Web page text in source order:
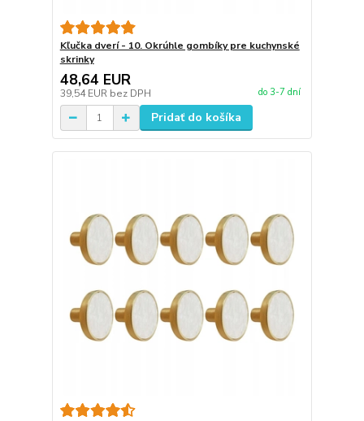
Kľučka dverí - 10. Okrúhle gombíky pre kuchynské
skrinky
48,64 EUR
39,54 EUR bez DPH do 3-7 dní
Pridať do košíka